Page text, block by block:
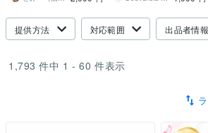
提供方法 対応範囲 出品者情報
1,793 件中 1 - 60 件表示